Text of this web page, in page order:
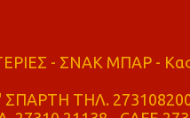
- ΣΝΑΚ ΜΠΑΡ -
ΤΗΛ.